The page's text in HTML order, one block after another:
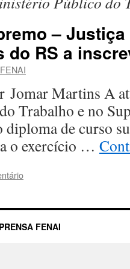
–
RS a
FENAI
A atual
Trabalho e no
diploma de curso
o exercício …
FENAI